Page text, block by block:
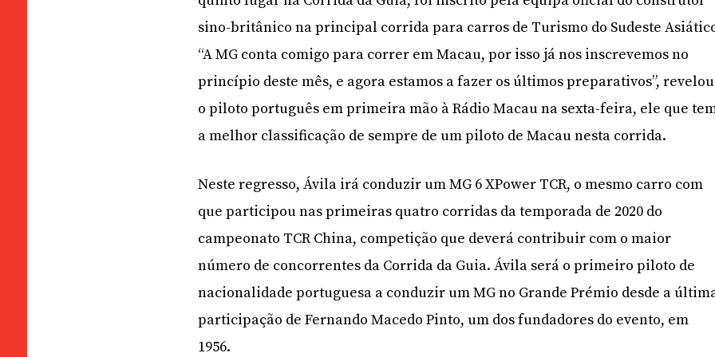
sino-britânico na principal corrida para carros de Turismo do Sudeste
“A MG conta comigo para correr em Macau, por isso já nos inscrevemos no
princípio deste mês, e agora estamos a fazer os últimos preparativos”, revelou
o piloto português em primeira mão à Rádio Macau na sexta-feira, ele que
a melhor classificação de sempre de um piloto de Macau nesta corrida.
Neste regresso, Ávila irá conduzir um MG 6 XPower TCR, o mesmo carro com
que participou nas primeiras quatro corridas da temporada de 2020 do
campeonato TCR China, competição que deverá contribuir com o maior
número de concorrentes da Corrida da Guia. Ávila será o primeiro piloto de
nacionalidade portuguesa a conduzir um MG no Grande Prémio desde a
participação de Fernando Macedo Pinto, um dos fundadores do evento, em
1956.